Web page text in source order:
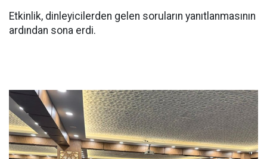
Etkinlik, dinleyicilerden gelen soruların yanıtlanmasının
ardından sona erdi.